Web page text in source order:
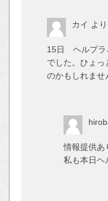
カイ よ
15日 ヘルプラ
でした。ひょ
のかもしれませ
情報提供あ
私も本日ヘ